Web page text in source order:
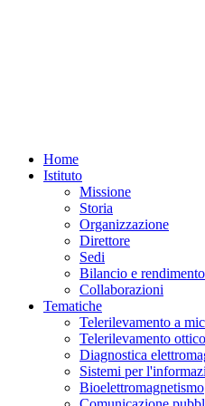
Home
Istituto
Missione
Storia
Organizzazione
Direttore
Sedi
Bilancio e rendimento
Collaborazioni
Tematiche
Telerilevamento a
Telerilevamento ottico
Diagnostica
Sistemi per
Bioelettromagnetismo